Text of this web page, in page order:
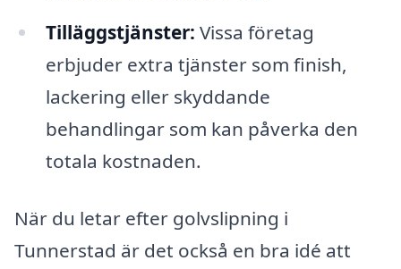
Tilläggstjänster: Vissa företag
erbjuder extra tjänster som finish,
lackering eller skyddande
behandlingar som kan påverka den
totala kostnaden.
När du letar efter golvslipning i
Tunnerstad är det också en bra idé att